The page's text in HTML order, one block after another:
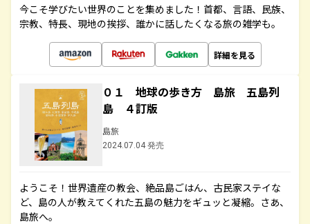
今こそ学びたい世界のことを集めました！首都、言語、民族、
宗教、特長、現地の挨拶、誰かに話したくなる旅の雑学も。
詳細を見る
０１ 地球の歩き方 島旅 五島列
島 ４訂版
島旅
2024.07.04 発売
ようこそ！世界遺産の教会、絶品島ごはん、古民家ステイな
ど、島の人が教えてくれた五島の魅力をギュッと凝縮。さあ、
島旅へ。